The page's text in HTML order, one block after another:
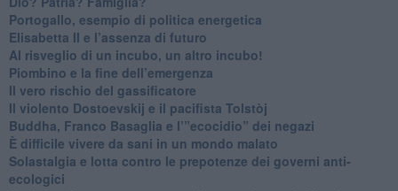
Portogallo, esempio di politica energetica
​Elisabetta II e l’assenza di futuro
Al risveglio di un incubo, un altro incubo!
​Piombino e la fine dell’emergenza
​Il vero rischio del gassificatore
​Il violento Dostoevskij e il pacifista Tolstòj
​Buddha, Franco Basaglia e l’”ecocidio” dei negazi
​È difficile vivere da sani in un mondo malato
Solastalgia e lotta contro le prepotenze dei governi anti-
ecologici